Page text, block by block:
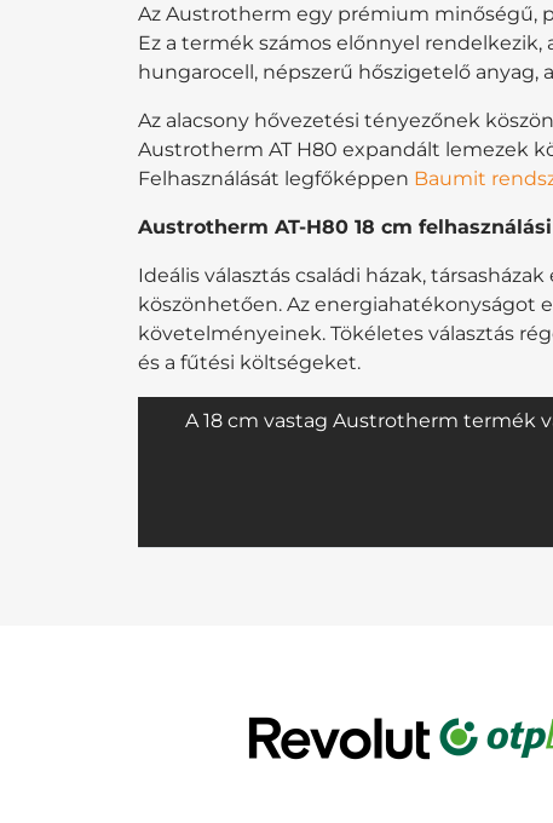
Az Austrotherm egy prémium minőségű,
Ez a termék számos előnnyel
hungarocell, népszerű hőszigetelő
Az alacsony hővezetési tényezőnek
Austrotherm AT H80 expandált lemezek
Felhasználását legfőképpen Baumit
Austrotherm AT-H80 18 cm
Ideális választás családi házak,
köszönhetően. Az energiahatékonyságot
követelményeinek. Tökéletes választás
és a fűtési költségeket.
A 18 cm vastag Austrotherm termék